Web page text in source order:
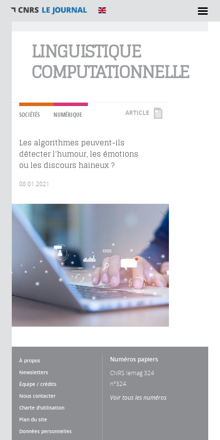
LINGUISTIQUE
COMPUTATIONNELLE
SOCIÉTÉS NUMÉRIQUE ARTICLE
Les algorithmes peuvent-ils
détecter l’humour, les émotions
ou les discours haineux ?
08.01.2021
À propos
Newsletters
Équipe / crédits
Nous contacter
Charte d'utilisation
Plan du site
Données personnelles
Numéros papiers
CNRS lemag 324
n°324
Voir tous les numéros